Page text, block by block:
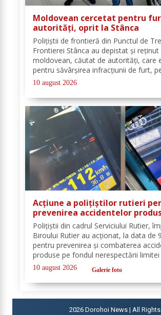
Moldovean cercetat pentru
autorități, oprit la Stânca
Poliţiştii de frontieră din Punctul de
Frontierei Stânca au depistat şi
moldovean, căutat de autorităţi, care
pentru săvârşirea infracţiunii de furt,
Germaniei. În ziua de 08 august a.c,
în Punctul de Trecere a...
10 august 2026
Acțiune a polițiștilor rutieri
prevenirea accidentelor
vitezei excesive. 20 de
conducere reținute
Polițiștii din cadrul Serviciului Rutier,
Biroului Rutier au acționat, la data de
pentru prevenirea și combaterea
produse pe fondul nerespectării limitei
viteză. Astfel, activitățile s-au
de drum identificate...
10 august 2026 Galerie foto
2026 Dorohoi News | All